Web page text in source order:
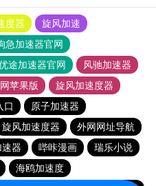
度器
旋风加速
急加速器官网
途加速器官网
风驰加速器
苹果版
旋风加速度器
口
原子加速器
旋风加速度器
外网网址导航
器 哔咔漫画
瑞乐小说
海鸥加速度